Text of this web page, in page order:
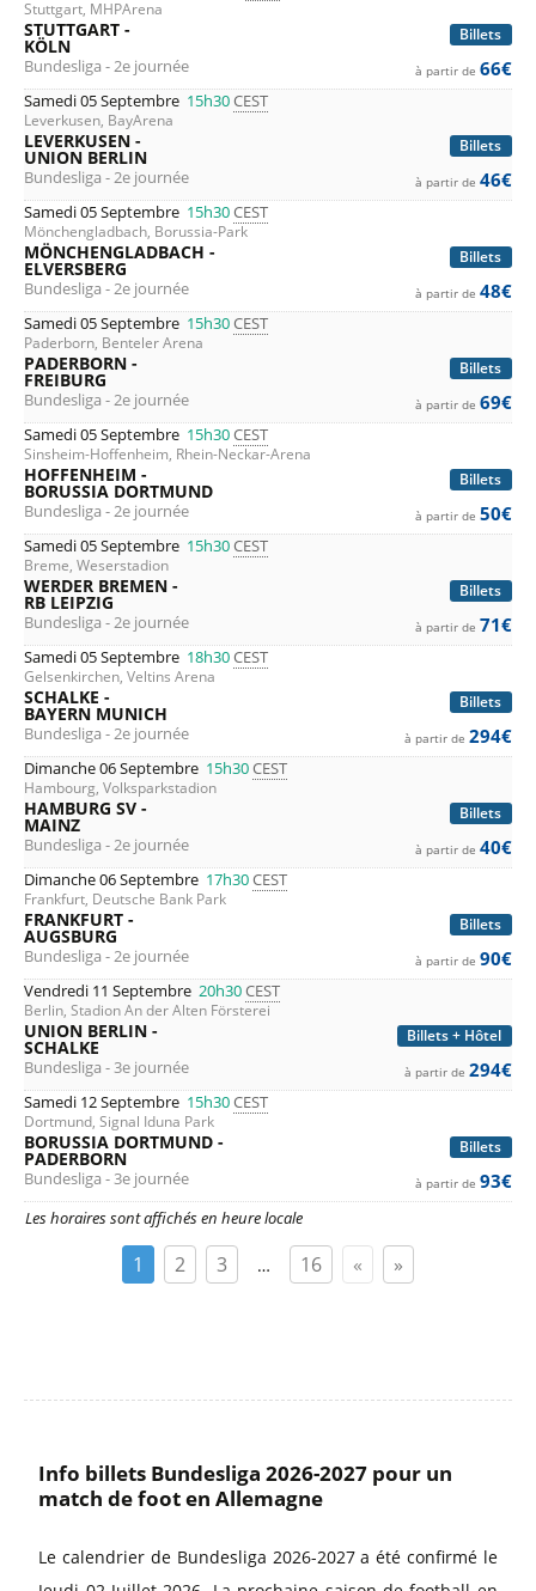
Les horaires sont affichés en heure locale
Stuttgart, MHPArena
Billets
STUTTGART -
KÖLN
Bundesliga - 2e journée à partir de 66€
Samedi 05 Septembre 15h30CEST
Leverkusen, BayArena
Billets
LEVERKUSEN -
UNION BERLIN
Bundesliga - 2e journée à partir de 46€
Samedi 05 Septembre 15h30CEST
Mönchengladbach, Borussia-Park
Billets
MÖNCHENGLADBACH -
ELVERSBERG
Bundesliga - 2e journée à partir de 48€
Samedi 05 Septembre 15h30CEST
Paderborn, Benteler Arena
Billets
PADERBORN -
FREIBURG
Bundesliga - 2e journée à partir de 69€
Samedi 05 Septembre 15h30CEST
Sinsheim-Hoffenheim, Rhein-Neckar-Arena
Billets
HOFFENHEIM -
BORUSSIA DORTMUND
Bundesliga - 2e journée à partir de 50€
Samedi 05 Septembre 15h30CEST
Breme, Weserstadion
Billets
WERDER BREMEN -
RB LEIPZIG
Bundesliga - 2e journée à partir de 71€
Samedi 05 Septembre 18h30CEST
Gelsenkirchen, Veltins Arena
Billets
SCHALKE -
BAYERN MUNICH
Bundesliga - 2e journée à partir de 294€
Dimanche 06 Septembre 15h30CEST
Hambourg, Volksparkstadion
Billets
HAMBURG SV -
MAINZ
Bundesliga - 2e journée à partir de 40€
Dimanche 06 Septembre 17h30CEST
Frankfurt, Deutsche Bank Park
Billets
FRANKFURT -
AUGSBURG
Bundesliga - 2e journée à partir de 90€
Vendredi 11 Septembre 20h30CEST
Berlin, Stadion An der Alten Försterei
Billets + Hôtel
UNION BERLIN -
SCHALKE
Bundesliga - 3e journée à partir de 294€
Samedi 12 Septembre 15h30CEST
Dortmund, Signal Iduna Park
Billets
BORUSSIA DORTMUND -
PADERBORN
Bundesliga - 3e journée à partir de 93€
1 2 3 … 16 « »
Info billets Bundesliga 2026-2027 pour un
match de foot en Allemagne
Le calendrier de Bundesliga 2026-2027 a été confirmé le